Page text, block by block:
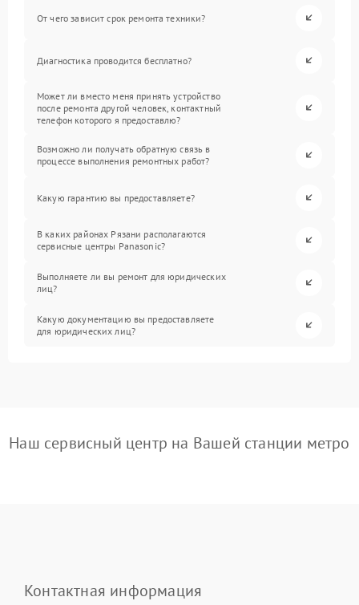
От чего зависит срок ремонта техники?
Диагностика проводится бесплатно?
Может ли вместо меня принять устройство
после ремонта другой человек, контактный
телефон которого я предоставлю?
Возможно ли получать обратную связь в
процессе выполнения ремонтных работ?
Какую гарантию вы предоставляете?
В каких районах Рязани располагаются
сервисные центры Panasonic?
Выполняете ли вы ремонт для юридических
лиц?
Какую документацию вы предоставляете
для юридических лиц?
Наш сервисный центр на Вашей станции метро
Контактная информация